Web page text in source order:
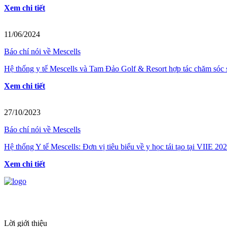
Xem chi tiết
11/06/2024
Báo chí nói về Mescells
Hệ thống y tế Mescells và Tam Đảo Golf & Resort hợp tác chăm sóc
Xem chi tiết
27/10/2023
Báo chí nói về Mescells
Hệ thống Y tế Mescells: Đơn vị tiêu biểu về y học tái tạo tại VIIE
Xem chi tiết
Lời giới thiệu